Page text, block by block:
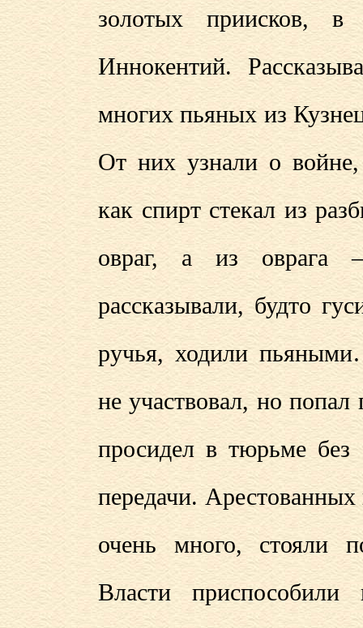
золотых приисков,
Иннокентий.
многих пьяных из
От них узнали о войне,
как спирт стекал из
овраг, а из оврага
рассказывали, будто
ручья, ходили
не участвовал, но
просидел в тюрьме
передачи.
очень много, стояли
Власти